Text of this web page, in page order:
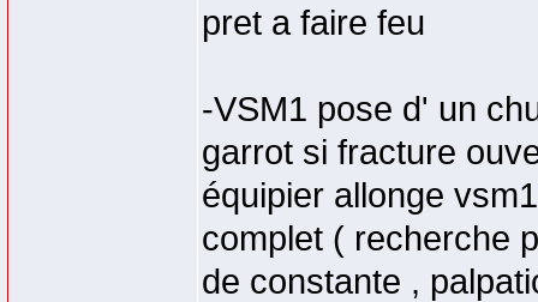
pret a faire feu
-VSM1 pose d' un
garrot si fracture
équipier allonge
complet ( recherche
de constante ,